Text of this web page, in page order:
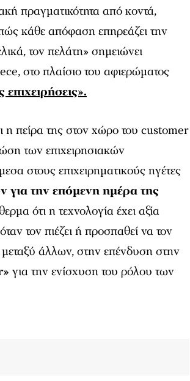
πραγματικότητα από κοντά,
κάθε απόφαση επηρεάζει την
τον πελάτη» σηµειώνει
στο πλαίσιο του αφιερώματος
πείρα της στον χώρο του customer
των επιχειρησιακών
στους επιχειρηματικούς ηγέτες
για την επόμενη ημέρα της
ότι η τεχνολογία έχει αξία
τον πιέζει ή προσπαθεί να τον
µεταξύ άλλων, στην επένδυση στην
για την ενίσχυση του ρόλου των